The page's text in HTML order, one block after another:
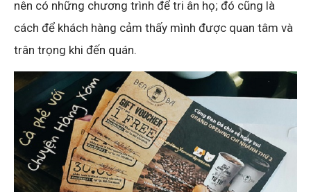
nên có những chương trình để tri ân họ; đó cũng là
cách để khách hàng cảm thấy mình được quan tâm và
trân trọng khi đến quán.